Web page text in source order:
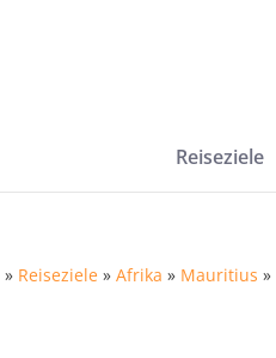
Reiseziele
» Reiseziele »Afrika » Mauritius »